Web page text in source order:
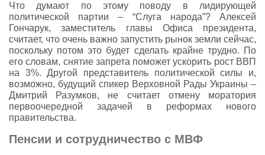
Что думают по этому поводу в лидирующей
политической партии – “Слуга народа”? Алексей
Гончарук, заместитель главы Офиса президента,
считает, что очень важно запустить рынок земли сейчас,
поскольку потом это будет сделать крайне трудно. По
его словам, снятие запрета поможет ускорить рост ВВП
на 3%. Другой представитель политической силы и,
возможно, будущий спикер Верховной Рады Украины –
Дмитрий Разумков, не считает отмену моратория
первоочередной задачей в реформах нового
правительства.
Пенсии и сотрудничество с МВФ